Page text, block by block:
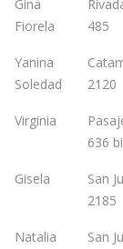
Gina
Fiorela
485
Yanina
Soledad
2120
Virginia
636
Gisela
San
2185
Natalia
San